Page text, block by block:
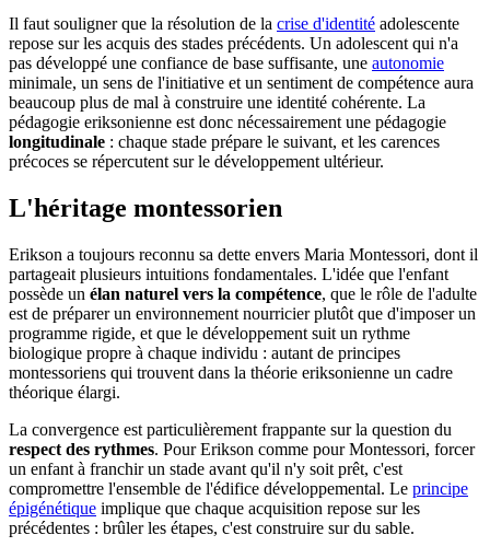
Il faut souligner que la résolution de la crise d'identité adolescente
repose sur les acquis des stades précédents. Un adolescent qui n'a
pas développé une confiance de base suffisante, une autonomie
minimale, un sens de l'initiative et un sentiment de compétence aura
beaucoup plus de mal à construire une identité cohérente. La
pédagogie eriksonienne est donc nécessairement une pédagogie
longitudinale : chaque stade prépare le suivant, et les carences
précoces se répercutent sur le développement ultérieur.
L'héritage montessorien
Erikson a toujours reconnu sa dette envers Maria Montessori, dont il
partageait plusieurs intuitions fondamentales. L'idée que l'enfant
possède un élan naturel vers la compétence, que le rôle de l'adulte
est de préparer un environnement nourricier plutôt que d'imposer un
programme rigide, et que le développement suit un rythme
biologique propre à chaque individu : autant de principes
montessoriens qui trouvent dans la théorie eriksonienne un cadre
théorique élargi.
La convergence est particulièrement frappante sur la question du
respect des rythmes. Pour Erikson comme pour Montessori, forcer
un enfant à franchir un stade avant qu'il n'y soit prêt, c'est
compromettre l'ensemble de l'édifice développemental. Le principe
épigénétique implique que chaque acquisition repose sur les
précédentes : brûler les étapes, c'est construire sur du sable.